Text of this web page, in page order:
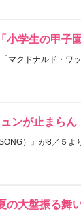
学生の甲子園
マクドナルド・ワ
ンが止まらん
）』が8／５よ
の大盤振る舞